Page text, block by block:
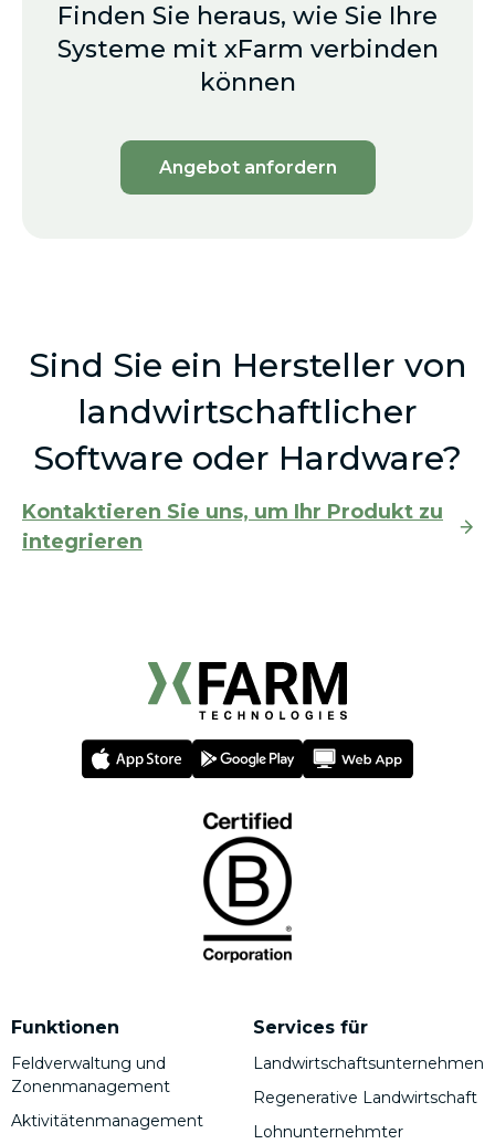
Finden Sie heraus, wie Sie Ihre
Systeme mit xFarm verbinden
können
Angebot anfordern
Sind Sie ein Hersteller von
landwirtschaftlicher
Software oder Hardware?
Kontaktieren Sie uns, um Ihr Produkt zu
integrieren
Funktionen
Feldverwaltung und
Zonenmanagement
Aktivitätenmanagement
Services für
Landwirtschaftsunternehmen
Regenerative Landwirtschaft
Lohnunternehmter